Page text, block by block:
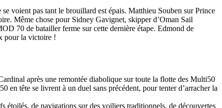
voient pas tant le brouillard est épais. Matthieu Souben sur Prince
Même chose pour Sidney Gavignet, skipper d’Oman Sail
70 de batailler ferme sur cette dernière étape. Edmond de
pour la victoire !
après une remontée diabolique sur toute la flotte des Multi50
tête se livrent à un duel sans précédent, pour tenter d’arracher la
étoilés, de navigations sur des voiliers traditionnels, de découvertes